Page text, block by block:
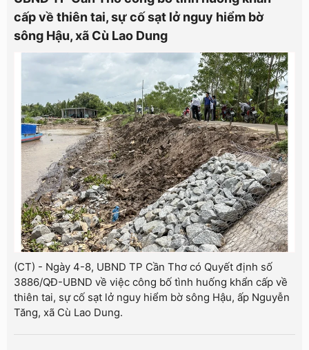
cấp về thiên tai, sự cố sạt lở nguy hiểm bờ
sông Hậu, xã Cù Lao Dung
(CT) - Ngày 4-8, UBND TP Cần Thơ có Quyết định số
3886/QĐ-UBND về việc công bố tình huống khẩn cấp về
thiên tai, sự cố sạt lở nguy hiểm bờ sông Hậu, ấp Nguyễn
Tăng, xã Cù Lao Dung.